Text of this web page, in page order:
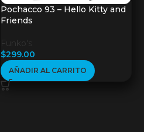
Pochacco 93 – Hello Kitty and
Friends
Funko's
$299.00
AÑADIR AL CARRITO